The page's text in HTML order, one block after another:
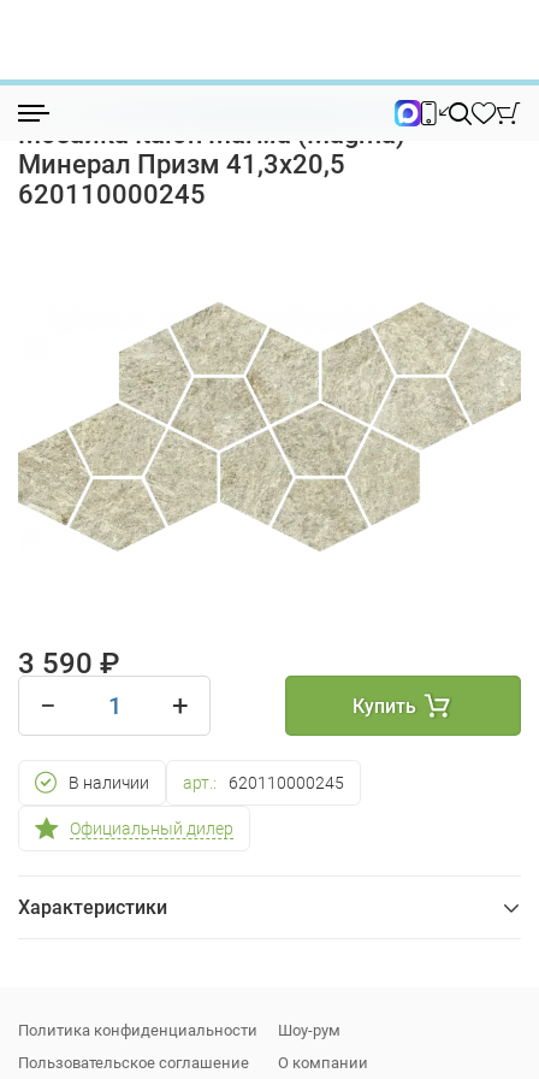
Коллекции
Континнум (Kontinuum)
Мозаика Italon Магма (Magma) Минерал ...
Мозаика Italon Магма (Magma)
Минерал Призм 41,3х20,5
620110000245
3 590 ₽
−
+ Купить
В наличии арт.: 620110000245
Официальный дилер
Характеристики
Упаковка
Политика конфиденциальности
Пользовательское соглашение
Шоу-рум
О компании